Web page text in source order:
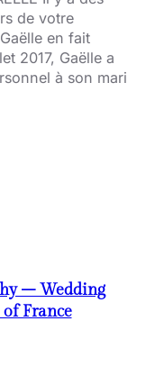
de votre
en fait
2017, Gaëlle a
à son mari
– Wedding
France